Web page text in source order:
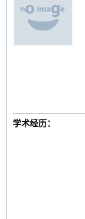
学术经历：